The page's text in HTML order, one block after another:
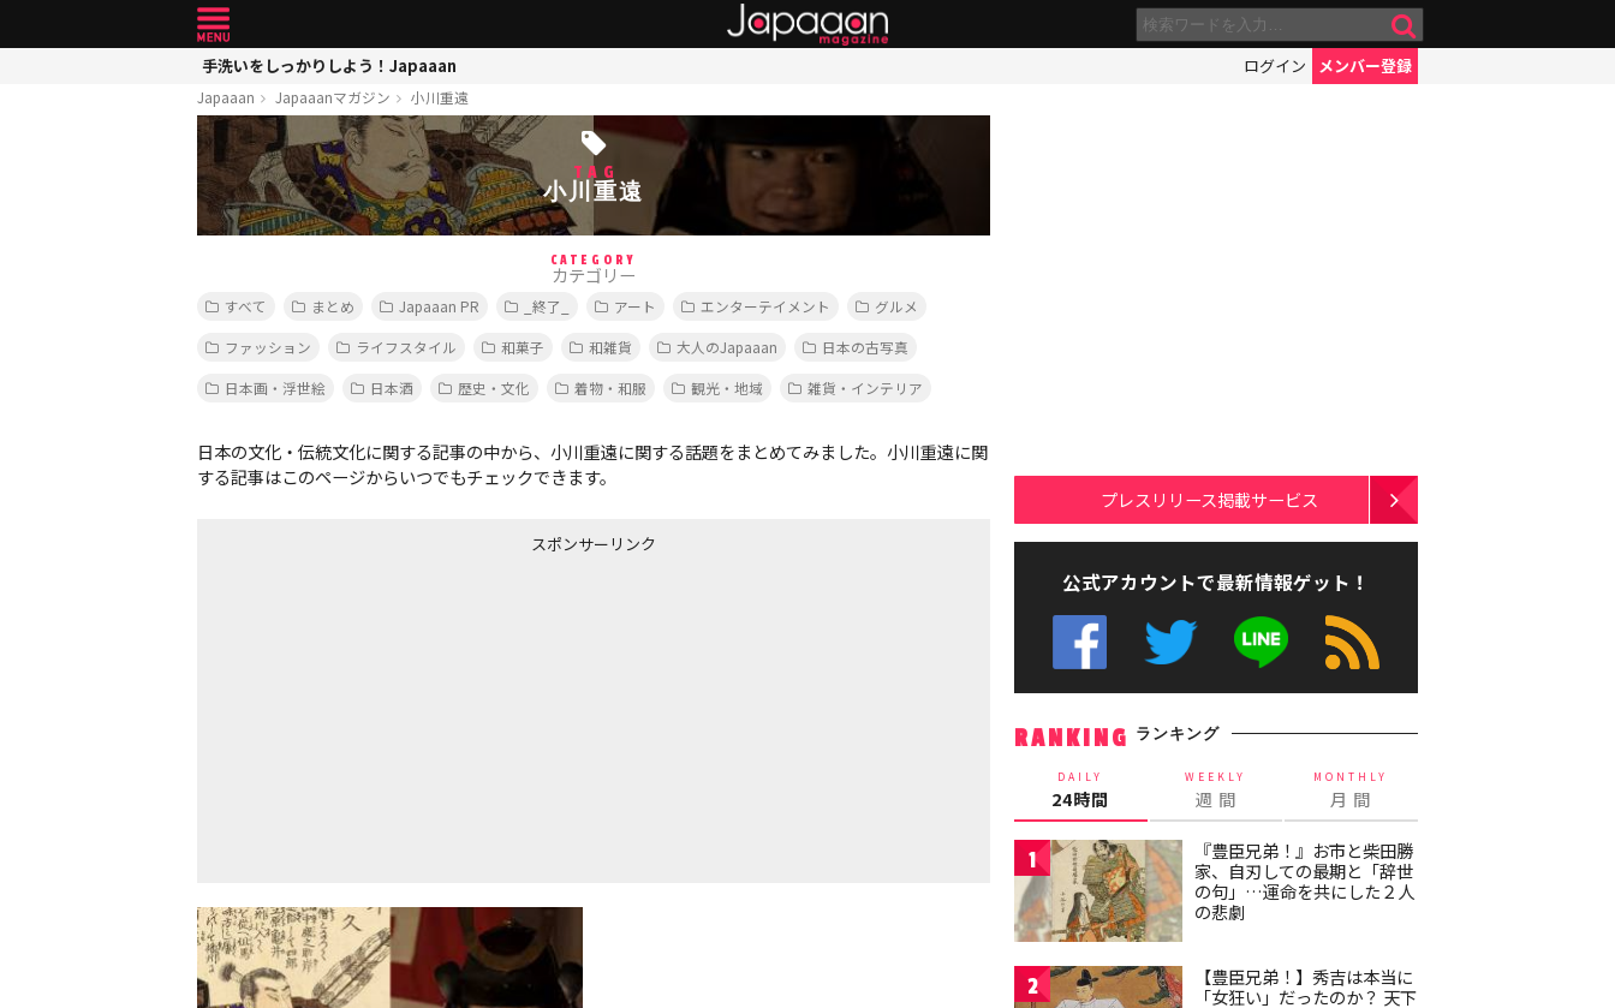
手洗いをしっかりしよう！Japaaan ログイン メンバー登録
Japaaan Japaaanマガジン 小川重遠
TAG
小川重遠
CATEGORY
カテゴリー
すべて まとめ Japaaan PR _終了_ アート エンターテイメント
グルメ
ファッション
ライフスタイル 和菓子 和雑貨 大人のJapaaan
日本の古写真
日本画・浮世絵
日本酒 歴史・文化 着物・和服 観光・地域 雑貨・インテリア
日本の文化・伝統文化に関する記事の中から、小川重遠に関する話題をまとめてみました。小川重遠に関
する記事はこのページからいつでもチェックできます。
スポンサーリンク
プレスリリース掲載サービス
公式アカウントで最新情報ゲット！
RANKING ランキング
DAILY
24時間
WEEKLY
週 間
MONTHLY
月 間
1
『豊臣兄弟！』お市と柴田勝
家、自刃しての最期と「辞世
の句」…運命を共にした２人
の悲劇
2
【豊臣兄弟！】秀吉は本当に
「女狂い」だったのか？ 天下